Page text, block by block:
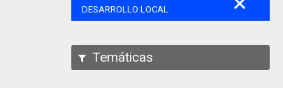
DESARROLLO LOCAL
Temáticas